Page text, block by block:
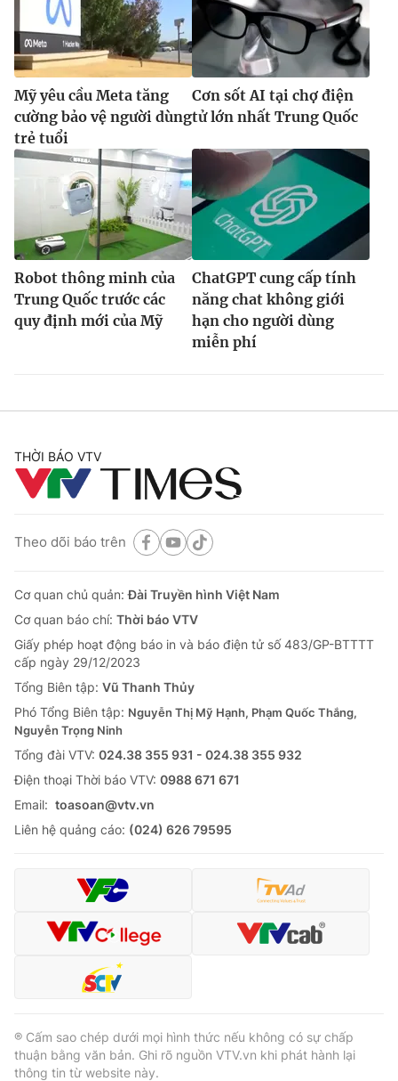
Mỹ yêu cầu Meta tăng
cường bảo vệ người dùng
trẻ tuổi
Cơn sốt AI tại chợ điện
tử lớn nhất Trung Quốc
Robot thông minh của
Trung Quốc trước các
quy định mới của Mỹ
ChatGPT cung cấp tính
năng chat không giới
hạn cho người dùng
miễn phí
THỜI BÁO VTV
Theo dõi báo trên
Cơ quan chủ quản:Đài Truyền hình Việt Nam
Cơ quan báo chí: Thời báo VTV
Giấy phép hoạt động báo in và báo điện tử số 483/GP-BTTTT
cấp ngày 29/12/2023
Tổng Biên tập: Vũ Thanh Thủy
Phó Tổng Biên tập: Nguyễn Thị Mỹ Hạnh, Phạm Quốc Thắng,
Nguyễn Trọng Ninh
Tổng đài VTV: 024.38 355 931 - 024.38 355 932
Ðiện thoại Thời báo VTV: 0988 671 671
Email: toasoan@vtv.vn
Liên hệ quảng cáo: (024) 626 79595
® Cấm sao chép dưới mọi hình thức nếu không có sự chấp
thuận bằng văn bản. Ghi rõ nguồn VTV.vn khi phát hành lại
thông tin từ website này.